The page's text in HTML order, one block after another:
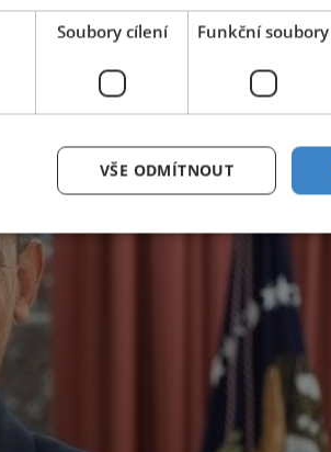
Soubory cílení Funkční soubory
VŠE ODMÍTNOUT